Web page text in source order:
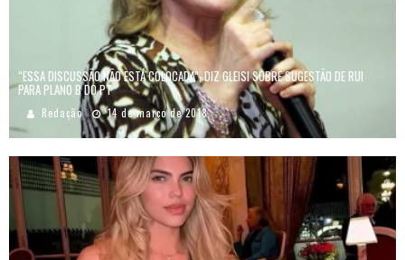
“ESSA DISCUSSÃO NÃO ESTÁ COLOCADA”, DIZ GLEISI SOBRE SUGESTÃO DE RUI
PARA PLANO B DO PT
Redação 14 de março de 2018